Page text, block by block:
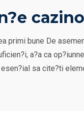
primi bune De
a?a ca
sa cite?ti